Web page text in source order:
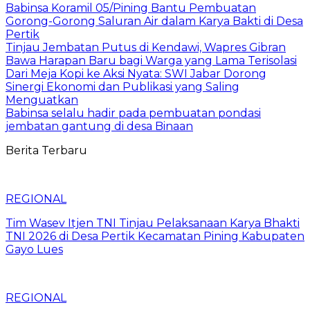
Babinsa Koramil 05/Pining Bantu Pembuatan
Gorong-Gorong Saluran Air dalam Karya Bakti di Desa
Pertik
Tinjau Jembatan Putus di Kendawi, Wapres Gibran
Bawa Harapan Baru bagi Warga yang Lama Terisolasi
Dari Meja Kopi ke Aksi Nyata: SWI Jabar Dorong
Sinergi Ekonomi dan Publikasi yang Saling
Menguatkan
Babinsa selalu hadir pada pembuatan pondasi
jembatan gantung di desa Binaan
Berita Terbaru
REGIONAL
Tim Wasev Itjen TNI Tinjau Pelaksanaan Karya Bhakti
TNI 2026 di Desa Pertik Kecamatan Pining Kabupaten
Gayo Lues
REGIONAL